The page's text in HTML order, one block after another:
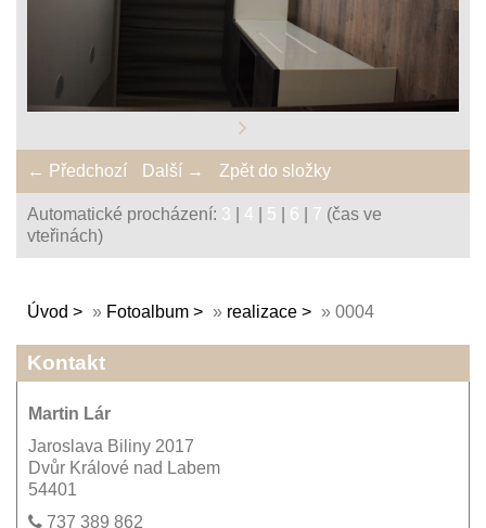
← Předchozí Další → Zpět do složky
Automatické procházení: 3 4 5 6 7 (čas ve
vteřinách)
Úvod » Fotoalbum » realizace » 0004
Kontakt
Martin Lár
Jaroslava Biliny 2017
Dvůr Králové nad Labem
54401
737 389 862